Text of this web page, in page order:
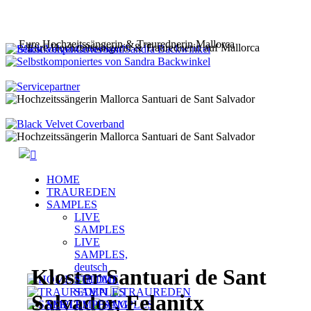
Eure Hochzeitssängerin & Traurednerin auf Mallorca
Eure Hochzeitssängerin & Traurednerin Mallorca
Kloster Santuari de Sant
Salvador, Felanitx
HOME
TRAUREDEN
SAMPLES
LIVE
SAMPLES
LIVE
SAMPLES,
deutsch
STUDIO
SAMPLES
SEKTEMPFANG